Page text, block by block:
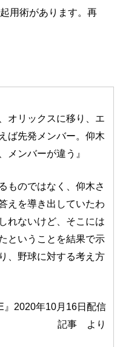
用術があります。再
オリックスに移り、エ
ば先発メンバー。仰木
メンバーが違う』
ものではなく、仰木さ
えを導き出していたわ
れないけど、そこには
ということを結果で示
、野球に対する考え方
』2020年10月16日配信
記事 より